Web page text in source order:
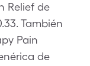
Relief de
También
Pain
de